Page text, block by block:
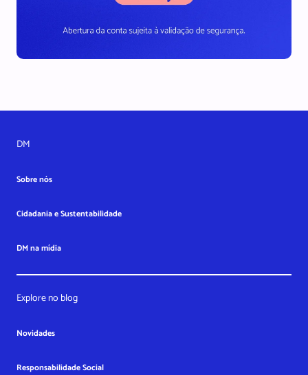
DM
Sobre nós
Cidadania e Sustentabilidade
DM na mídia
Explore no blog
Novidades
Responsabilidade Social